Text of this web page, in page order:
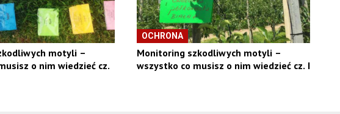
motyli –
o nim wiedzieć cz.
OCHRONA
Monitoring szkodliwych motyli –
wszystko co musisz o nim wiedzieć cz. I